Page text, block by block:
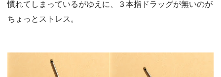
慣れてしまっているがゆえに、３本指ドラッグが無いのが
ちょっとストレス。